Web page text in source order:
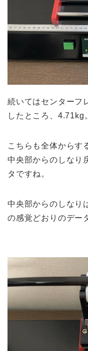
続いてはセンターフ
したところ、4.71kg。
こちらも全体からす
中央部からのしなり
タですね。
中央部からのしなり
の感覚どおりのデー